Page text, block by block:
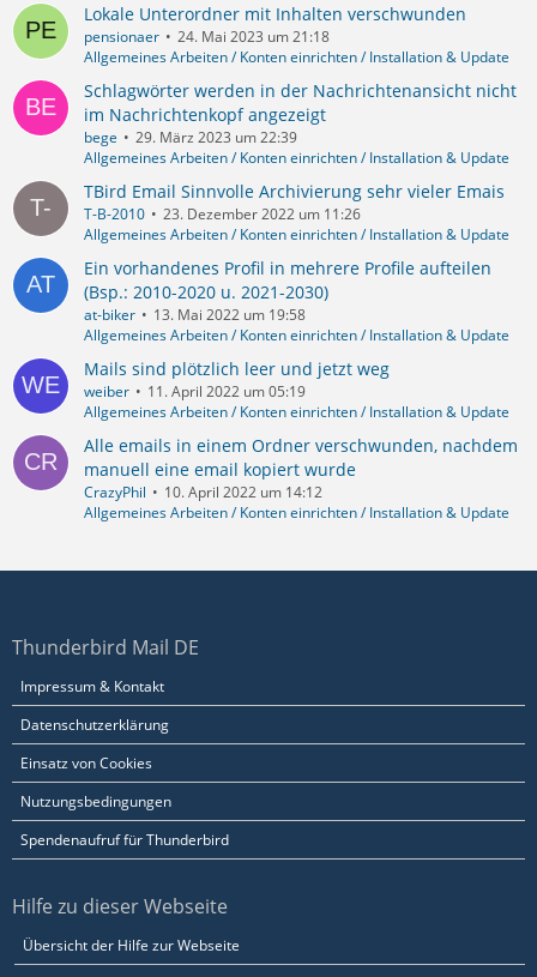
Lokale Unterordner mit Inhalten verschwunden
pensionaer
24. Mai 2023 um 21:18
Allgemeines Arbeiten / Konten einrichten / Installation & Update
Schlagwörter werden in der Nachrichtenansicht nicht
im Nachrichtenkopf angezeigt
bege
29. März 2023 um 22:39
Allgemeines Arbeiten / Konten einrichten / Installation & Update
TBird Email Sinnvolle Archivierung sehr vieler Emais
T-B-2010
23. Dezember 2022 um 11:26
Allgemeines Arbeiten / Konten einrichten / Installation & Update
Ein vorhandenes Profil in mehrere Profile aufteilen
(Bsp.: 2010-2020 u. 2021-2030)
at-biker
13. Mai 2022 um 19:58
Allgemeines Arbeiten / Konten einrichten / Installation & Update
Mails sind plötzlich leer und jetzt weg
weiber
11. April 2022 um 05:19
Allgemeines Arbeiten / Konten einrichten / Installation & Update
Alle emails in einem Ordner verschwunden, nachdem
manuell eine email kopiert wurde
CrazyPhil
10. April 2022 um 14:12
Allgemeines Arbeiten / Konten einrichten / Installation & Update
Thunderbird Mail DE
Impressum & Kontakt
Datenschutzerklärung
Einsatz von Cookies
Nutzungsbedingungen
Spendenaufruf für Thunderbird
Hilfe zu dieser Webseite
Übersicht der Hilfe zur Webseite